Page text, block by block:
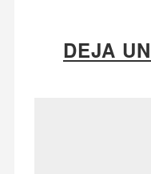
DEJA